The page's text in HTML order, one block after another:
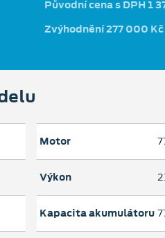
Původní cena s DPH 1
Zvýhodnění 277 000 Kč
Motor
Výkon
Kapacita akumulátoru